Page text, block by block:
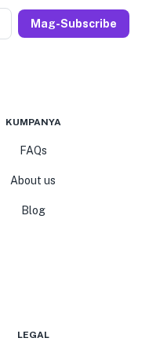
Mag-Subscribe
KUMPANYA
FAQs
About us
Blog
LEGAL